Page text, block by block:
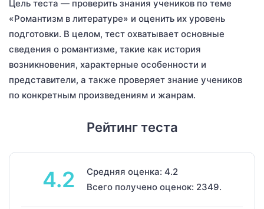
Цель теста — проверить знания учеников по теме
«Романтизм в литературе» и оценить их уровень
подготовки. В целом, тест охватывает основные
сведения о романтизме, такие как история
возникновения, характерные особенности и
представители, а также проверяет знание учеников
по конкретным произведениям и жанрам.
Рейтинг теста
4.2
Средняя оценка: 4.2
Всего получено оценок: 2349.